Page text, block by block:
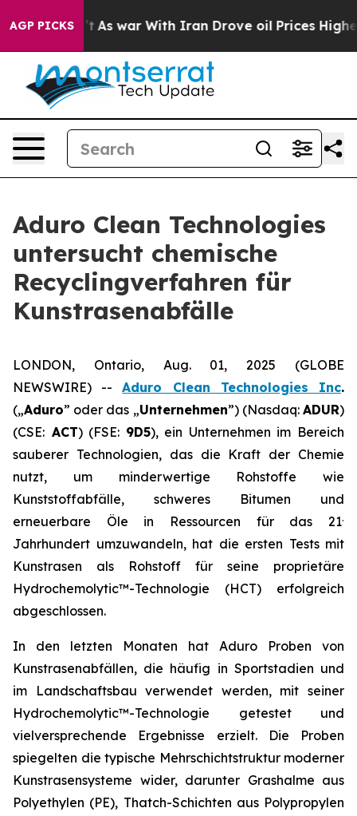
AGP PICKSAs war With Iran Drove oil Prices Higher,
Aduro Clean Technologies
untersucht chemische
Recyclingverfahren für
Kunstrasenabfälle
LONDON, Ontario, Aug. 01, 2025 (GLOBE
NEWSWIRE) --Aduro Clean Technologies Inc.
(„Aduro” oder das „Unternehmen”) (Nasdaq:ADUR)
(CSE: ACT) (FSE: 9D5), ein Unternehmen im Bereich
sauberer Technologien, das die Kraft der Chemie
nutzt, um minderwertige Rohstoffe wie
Kunststoffabfälle, schweres Bitumen und
erneuerbare Öle in Ressourcen für das 21.
Jahrhundert umzuwandeln, hat die ersten Tests mit
Kunstrasen als Rohstoff für seine proprietäre
Hydrochemolytic™-Technologie (HCT) erfolgreich
abgeschlossen.
In den letzten Monaten hat Aduro Proben von
Kunstrasenabfällen, die häufig in Sportstadien und
im Landschaftsbau verwendet werden, mit seiner
Hydrochemolytic™-Technologie getestet und
vielversprechende Ergebnisse erzielt. Die Proben
spiegelten die typische Mehrschichtstruktur moderner
Kunstrasensysteme wider, darunter Grashalme aus
Polyethylen (PE), Thatch-Schichten aus Polypropylen